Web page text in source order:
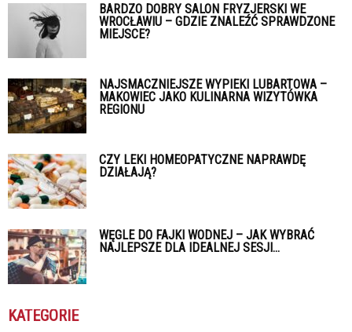
BARDZO DOBRY SALON FRYZJERSKI WE
WROCŁAWIU – GDZIE ZNALEŹĆ SPRAWDZONE
MIEJSCE?
NAJSMACZNIEJSZE WYPIEKI LUBARTOWA –
MAKOWIEC JAKO KULINARNA WIZYTÓWKA
REGIONU
CZY LEKI HOMEOPATYCZNE NAPRAWDĘ
DZIAŁAJĄ?
WĘGLE DO FAJKI WODNEJ – JAK WYBRAĆ
NAJLEPSZE DLA IDEALNEJ SESJI...
KATEGORIE